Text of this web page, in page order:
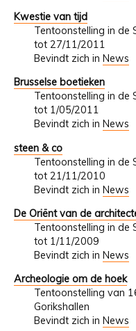
Kwestie van tijd
Tentoonstelling in de
tot 27/11/2011
Bevindt zich in News
Brusselse boetieken
Tentoonstelling in de
tot 1/05/2011
Bevindt zich in News
steen & co
Tentoonstelling in de
tot 21/11/2010
Bevindt zich in News
De Oriënt van de
Tentoonstelling in de
tot 1/11/2009
Bevindt zich in News
Archeologie om de hoek
Tentoonstelling van
Gorikshallen
Bevindt zich in News